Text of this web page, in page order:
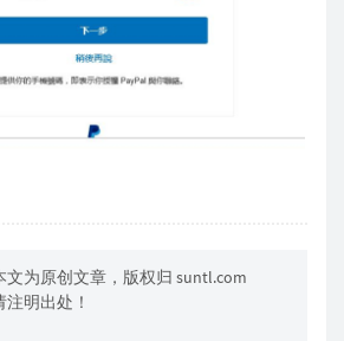
文为原创文章，版权归 suntl.com
明出处！